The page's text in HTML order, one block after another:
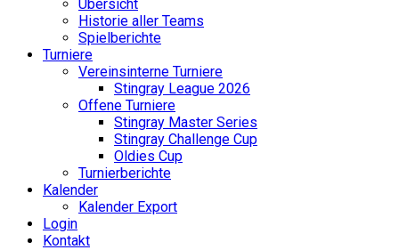
Übersicht
Historie aller Teams
Spielberichte
Turniere
Vereinsinterne Turniere
Stingray League 2026
Offene Turniere
Stingray Master Series
Stingray Challenge Cup
Oldies Cup
Turnierberichte
Kalender
Kalender Export
Login
Kontakt